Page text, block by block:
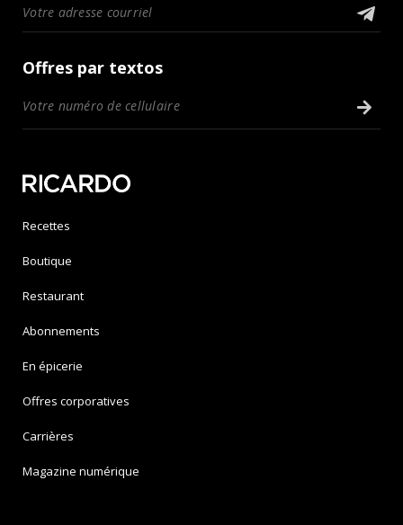
Offres par textos
Recettes
Boutique
Restaurant
Abonnements
En épicerie
Offres corporatives
Carrières
Magazine numérique